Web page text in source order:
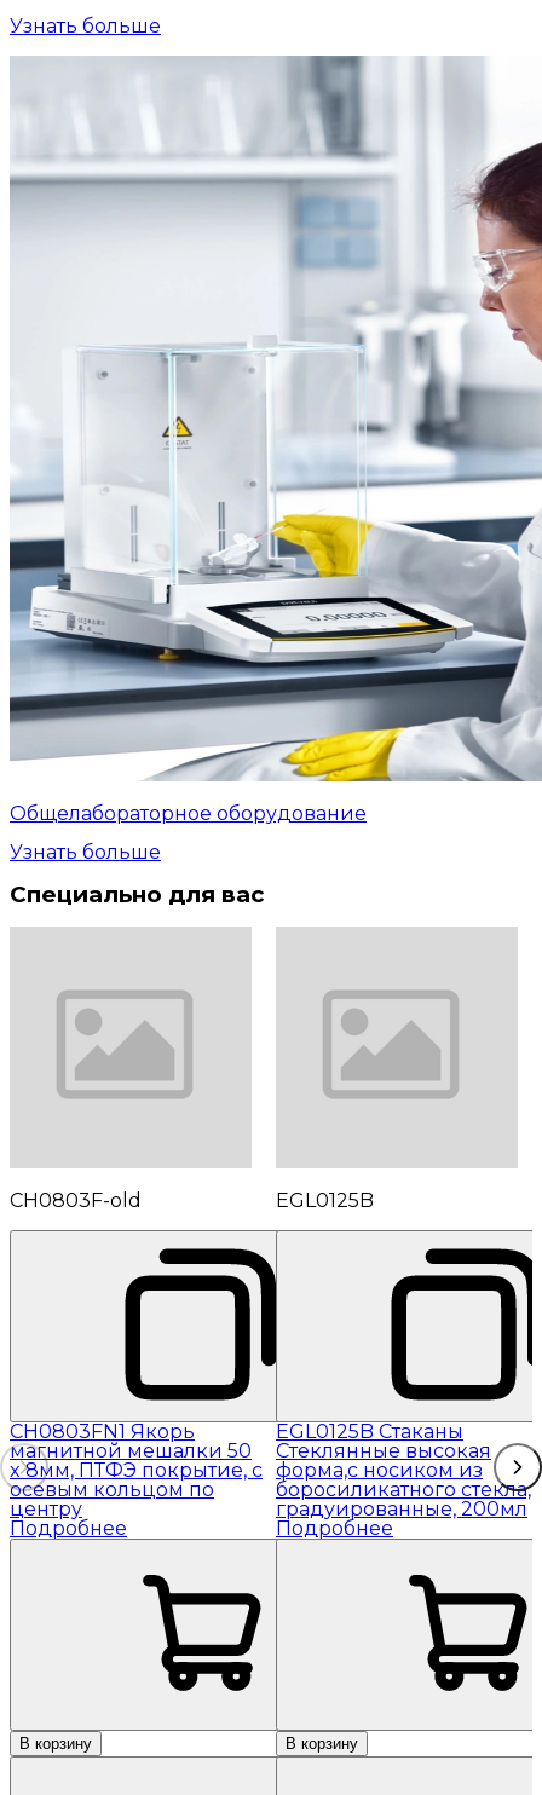
Узнать больше
Общелабораторное оборудование
Узнать больше
Специально для вас
CH0803F-old
CH0803FN1 Якорь
магнитной мешалки 50
x 8мм, ПТФЭ покрытие, с
осевым кольцом по
центру
Подробнее
В корзину
EGL0125B
EGL0125B Стаканы
Стеклянные высокая
форма,с носиком из
боросиликатного стекла,
градуированные, 200мл
Подробнее
В корзину